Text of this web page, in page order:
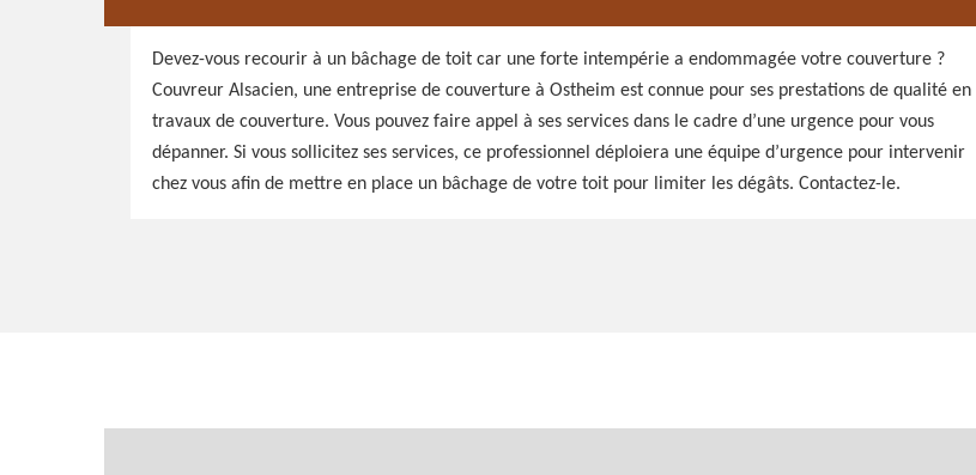
Devez-vous recourir à un bâchage de toit car une forte intempérie a endommagée votre couverture ?
Couvreur Alsacien, une entreprise de couverture à Ostheim est connue pour ses prestations de qualité en
travaux de couverture. Vous pouvez faire appel à ses services dans le cadre d’une urgence pour vous
dépanner. Si vous sollicitez ses services, ce professionnel déploiera une équipe d’urgence pour intervenir
chez vous afin de mettre en place un bâchage de votre toit pour limiter les dégâts. Contactez-le.